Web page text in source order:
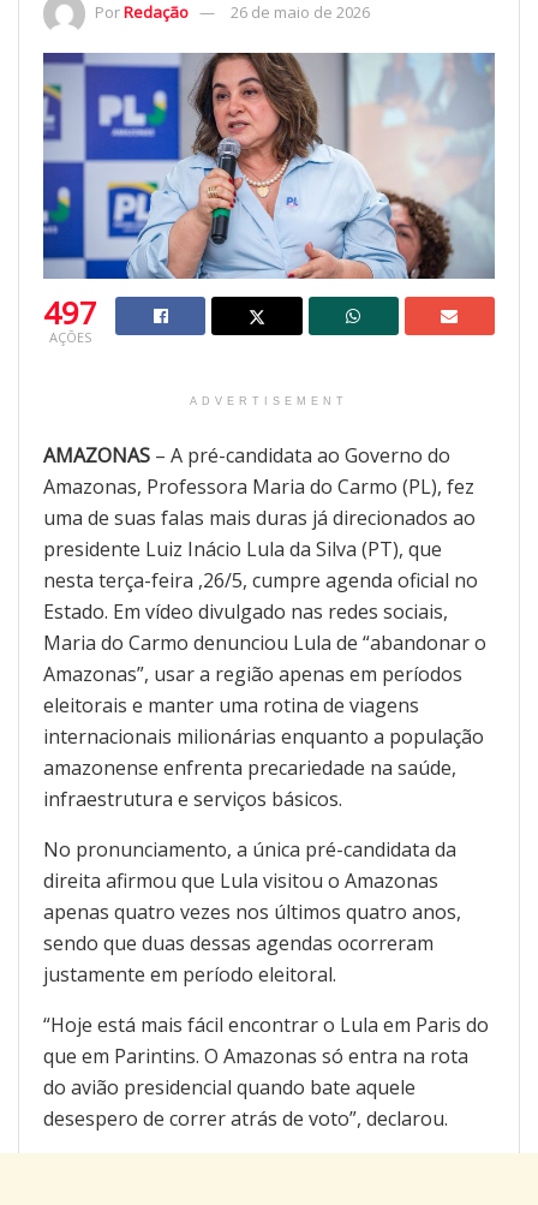
PorRedação 26 de maio de 2026
497
AÇÕES
ADVERTISEMENT
AMAZONAS – A pré-candidata ao Governo do
Amazonas, Professora Maria do Carmo (PL), fez
uma de suas falas mais duras já direcionados ao
presidente Luiz Inácio Lula da Silva (PT), que
nesta terça-feira ,26/5, cumpre agenda oficial no
Estado. Em vídeo divulgado nas redes sociais,
Maria do Carmo denunciou Lula de “abandonar o
Amazonas”, usar a região apenas em períodos
eleitorais e manter uma rotina de viagens
internacionais milionárias enquanto a população
amazonense enfrenta precariedade na saúde,
infraestrutura e serviços básicos.
No pronunciamento, a única pré-candidata da
direita afirmou que Lula visitou o Amazonas
apenas quatro vezes nos últimos quatro anos,
sendo que duas dessas agendas ocorreram
justamente em período eleitoral.
“Hoje está mais fácil encontrar o Lula em Paris do
que em Parintins. O Amazonas só entra na rota
do avião presidencial quando bate aquele
desespero de correr atrás de voto”, declarou.